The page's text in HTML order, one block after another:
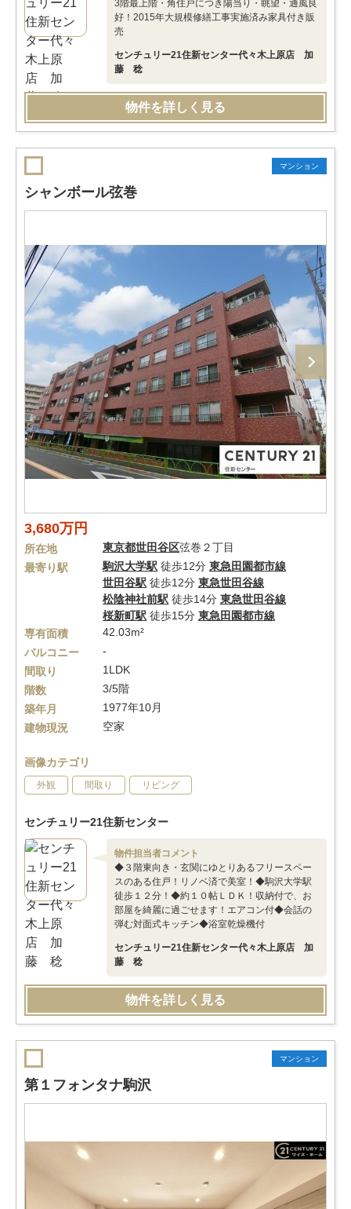
3階最上階・角住戸につき陽当り・眺望・通風良
好！2015年大規模修繕工事実施済み家具付き販
売
センチュリー21住新センター代々木上原店 加
藤 稔
物件を詳しく見る
マンション
シャンボール弦巻
3,680万円
所在地 東京都世田谷区弦巻２丁目
最寄り駅
駒沢大学駅 徒歩12分 東急田園都市線
世田谷駅 徒歩12分 東急世田谷線
松陰神社前駅 徒歩14分 東急世田谷線
桜新町駅 徒歩15分 東急田園都市線
専有面積
42.03m²
バルコニー
-
間取り
1LDK
階数
3/5階
築年月
1977年10月
建物現況
空家
画像カテゴリ
外観 間取り リビング
センチュリー21住新センター
物件担当者コメント
◆３階東向き・玄関にゆとりあるフリースペー
スのある住戸！リノベ済で美室！◆駒沢大学駅
徒歩１２分！◆約１０帖ＬＤＫ！収納付で、お
部屋を綺麗に過ごせます！エアコン付◆会話の
弾む対面式キッチン◆浴室乾燥機付
センチュリー21住新センター代々木上原店 加
藤 稔
物件を詳しく見る
マンション
第１フォンタナ駒沢